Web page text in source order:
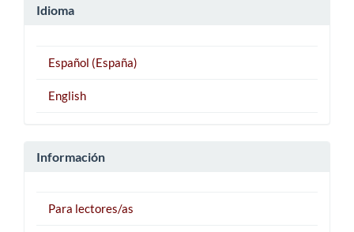
Idioma
Español (España)
English
Información
Para lectores/as